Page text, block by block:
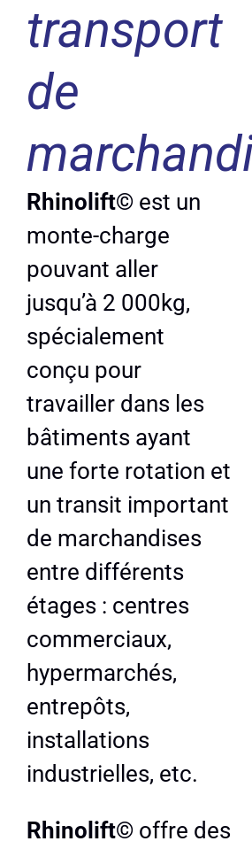
transport
de
Rhinolift© est un
monte-charge
pouvant aller
jusqu’à 2 000kg,
spécialement
conçu pour
travailler dans les
bâtiments ayant
une forte rotation et
un transit important
de marchandises
entre différents
étages : centres
commerciaux,
hypermarchés,
entrepôts,
installations
industrielles, etc.
Rhinolift© offre des